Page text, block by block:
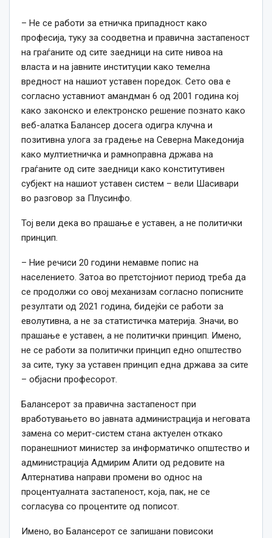
– Не се работи за етничка припадност како
професија, туку за соодветна и правична застапеност
на граѓаните од сите заедници на сите нивоа на
власта и на јавните институции како темелна
вредност на нашиот уставен поредок. Сето ова е
согласно уставниот амандман 6 од 2001 година кој
како законско и електронско решение познато како
веб-алатка Балансер досега одигра клучна и
позитивна улога за градење на Северна Македонија
како мултиетничка и рамноправна држава на
граѓаните од сите заедници како конститутивен
субјект на нашиот уставен систем – вели Шасивари
во разговор за Плусинфо.
Тој вели дека во прашање е уставен, а не политички
принцип.
– Ние речиси 20 години немавме попис на
населението. Затоа во претстојниот период треба да
се продолжи со овој механизам согласно пописните
резултати од 2021 година, бидејќи се работи за
еволутивна, а не за статистичка материја. Значи, во
прашање е уставен, а не политички принцип. Имено,
не се работи за политички принцип едно општество
за сите, туку за уставен принцип една држава за сите
– објасни професорот.
Балансерот за правична застапеност при
вработувањето во јавната администрација и неговата
замена со мерит-систем стана актуелен откако
поранешниот министер за информатичко општество и
администрација Адмирим Алити од редовите на
Алтернатива направи промени во однос на
процентуалната застапеност, која, пак, не се
согласува со процентите од пописот.
Имено, во Балансерот се запишани повисоки